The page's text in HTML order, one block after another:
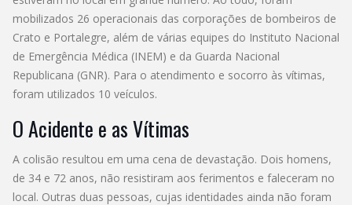
mobilizados 26 operacionais das corporações de bombeiros de
Crato e Portalegre, além de várias equipes do Instituto Nacional
de Emergência Médica (INEM) e da Guarda Nacional
Republicana (GNR). Para o atendimento e socorro às vítimas,
foram utilizados 10 veículos.
O Acidente e as Vítimas
A colisão resultou em uma cena de devastação. Dois homens,
de 34 e 72 anos, não resistiram aos ferimentos e faleceram no
local. Outras duas pessoas, cujas identidades ainda não foram